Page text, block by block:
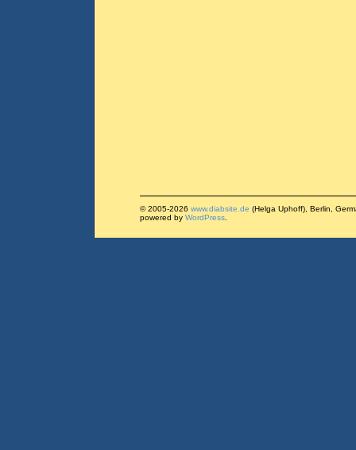
© 2005-2026 www.diabsite.de (Helga Uphoff), Berlin,
powered by WordPress.